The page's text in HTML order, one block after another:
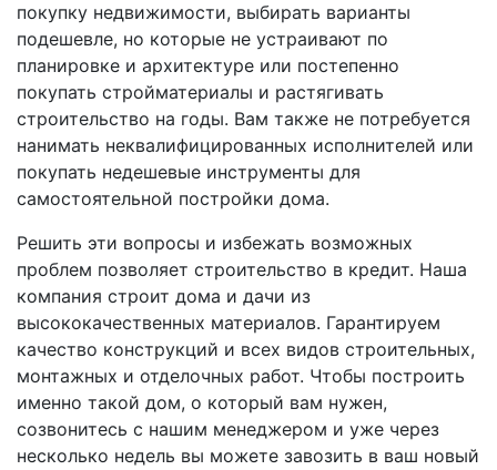
покупку недвижимости, выбирать варианты
подешевле, но которые не устраивают по
планировке и архитектуре или постепенно
покупать стройматериалы и растягивать
строительство на годы. Вам также не потребуется
нанимать неквалифицированных исполнителей или
покупать недешевые инструменты для
самостоятельной постройки дома.
Решить эти вопросы и избежать возможных
проблем позволяет строительство в кредит. Наша
компания строит дома и дачи из
высококачественных материалов. Гарантируем
качество конструкций и всех видов строительных,
монтажных и отделочных работ. Чтобы построить
именно такой дом, о который вам нужен,
созвонитесь с нашим менеджером и уже через
несколько недель вы можете завозить в ваш новый